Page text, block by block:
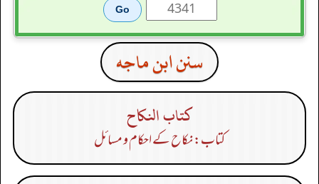
سنن ابن ماجه
كتاب النكاح
کتاب: نکاح کے احکام و مسائل